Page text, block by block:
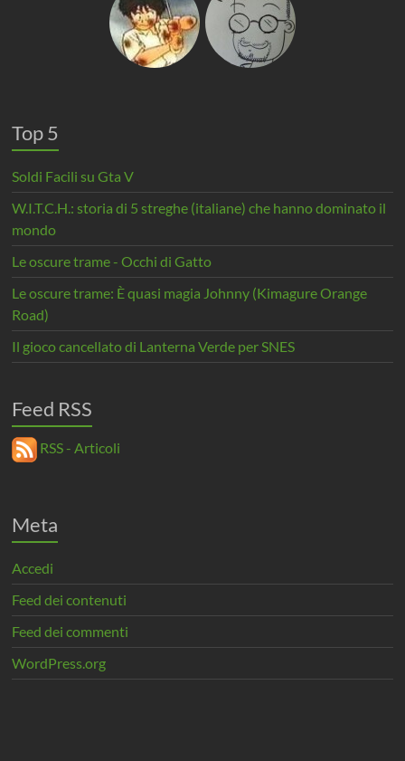
Top 5
Soldi Facili su Gta V
W.I.T.C.H.: storia di 5 streghe (italiane) che hanno dominato il
mondo
Le oscure trame - Occhi di Gatto
Le oscure trame: È quasi magia Johnny (Kimagure Orange
Road)
Il gioco cancellato di Lanterna Verde per SNES
Feed RSS
RSS - Articoli
Meta
Accedi
Feed dei contenuti
Feed dei commenti
WordPress.org